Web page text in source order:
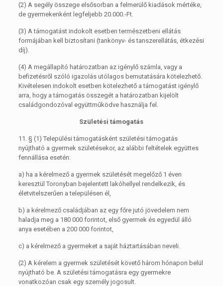
(2) A segély összege elsősorban a felmerülő kiadások mértéke,
de gyermekenként legfeljebb 20.000.-Ft.
(3) A támogatást indokolt esetben természetbeni ellátás
formájában kell biztosítani (tankönyv- és tanszerellátás, étkezési
díj).
(4) A megállapító határozatban az igénylő számla, vagy a
befizetésről szóló igazolás utólagos bemutatására kötelezhető.
Kivételesen indokolt esetben kötelezhető a támogatást igénylő
arra, hogy a támogatás összegét a határozatban kijelölt
családgondozóval együttműködve használja fel.
Születési támogatás
11. § (1) Települési támogatásként születési támogatás
nyújtható a gyermek születésekor, az alábbi feltételek együttes
fennállása esetén:
a) ha a kérelmező a gyermek születését megelőző 1 éven
keresztül Toronyban bejelentett lakóhellyel rendelkezik, és
életvitelszerűen a településen él,
b) a kérelmező családjában az egy főre jutó jövedelem nem
haladja meg a 180 000 forintot, első gyermek és egyedül álló
anya esetében a 200 000 forintot,
c) a kérelmező a gyermeket a saját háztartásában neveli.
(2) A kérelem a gyermek születését követő három hónapon belül
nyújtható be. A születési támogatásra egy gyermekre
vonatkozóan csak egy személy jogosult.